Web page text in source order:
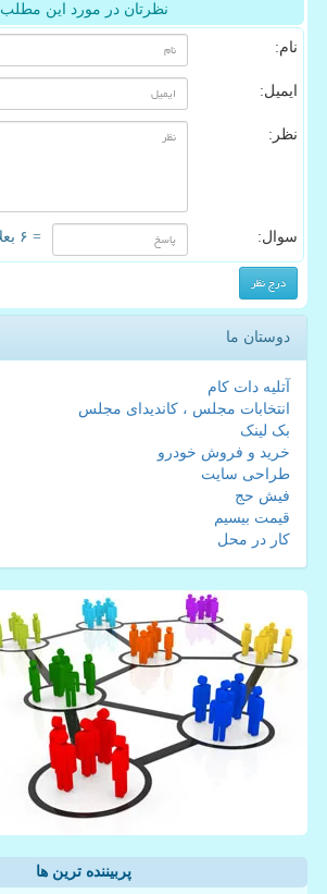
نظرتان در مورد این مطلب
نام:
ایمیل:
نظر:
سوال: = ۶ بعلاوه ۵
دوستان ما
آتلیه دات کام
انتخابات مجلس ، کاندیدای مجلس
بک لینک
خرید و فروش خودرو
طراحی سایت
فیش حج
قیمت بیسیم
کار در محل
پربیننده ترین ها